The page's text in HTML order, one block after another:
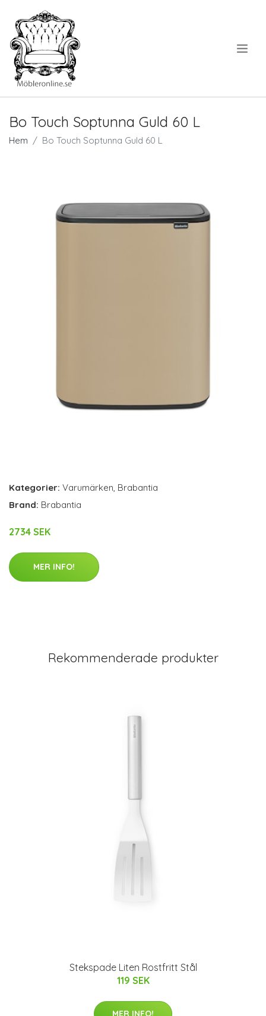
Bo Touch Soptunna Guld 60 L
Hem Bo Touch Soptunna Guld 60 L
Kategorier: Varumärken, Brabantia
Brand: Brabantia
2734 SEK
MER INFO!
Rekommenderade produkter
Stekspade Liten Rostfritt Stål
119 SEK
MER INFO!